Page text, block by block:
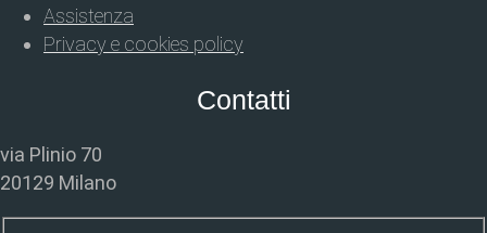
Assistenza
Privacy e cookies policy
Contatti
via Plinio 70
20129 Milano